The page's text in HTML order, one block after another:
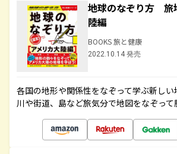
地球のなぞり方
陸編
BOOKS 旅と健康
2022.10.14 発売
各国の地形や関係性をなぞって学ぶ新しい
川や街道、島など旅気分で地図をなぞって